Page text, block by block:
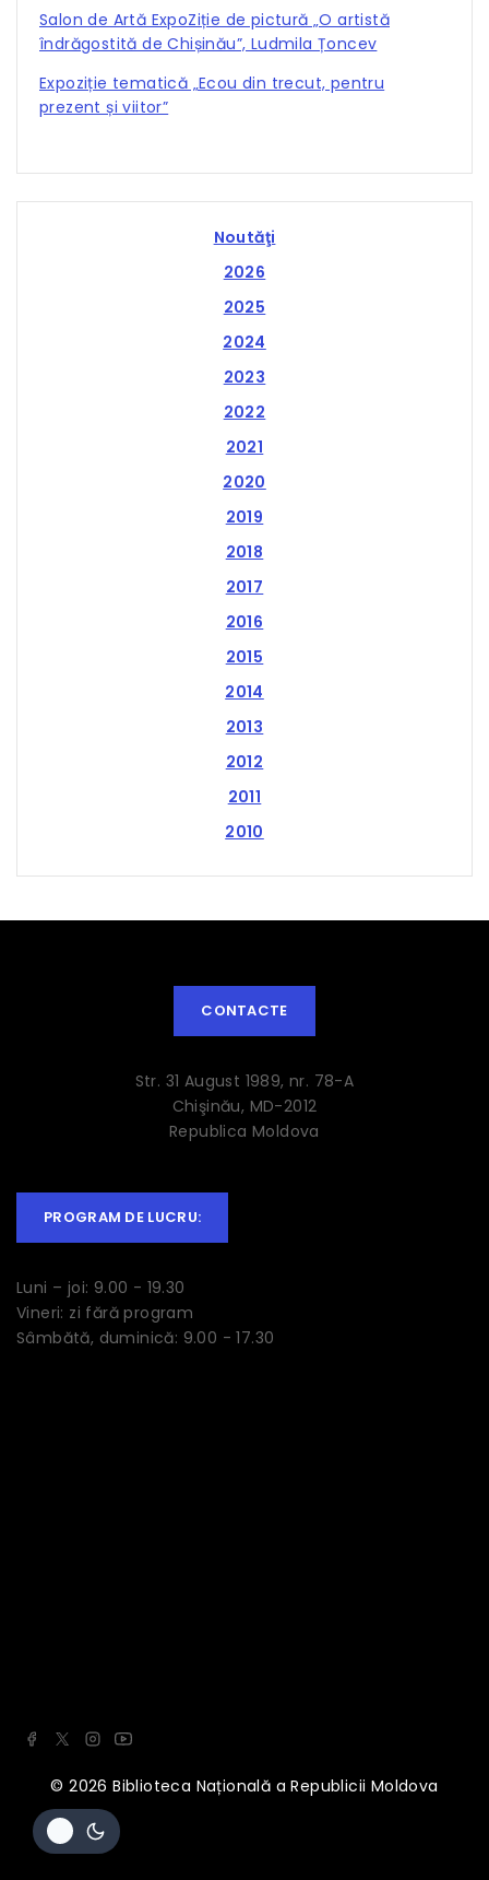
Salon de Artă ExpoZiție de pictură „O artistă
îndrăgostită de Chișinău”, Ludmila Țoncev
Expoziție tematică „Ecou din trecut, pentru
prezent și viitor”
2010
2011
2012
2013
2014
2015
2016
2017
2018
2019
2020
2021
2022
2023
2024
2025
2026
Noutăţi
CONTACTE
Str. 31 August 1989, nr. 78-A
Chişinău, MD-2012
Republica Moldova
PROGRAM DE LUCRU:
Luni – joi: 9.00 - 19.30
Vineri: zi fără program
Sâmbătă, duminică: 9.00 - 17.30
© 2026 Biblioteca Națională a Republicii Moldova